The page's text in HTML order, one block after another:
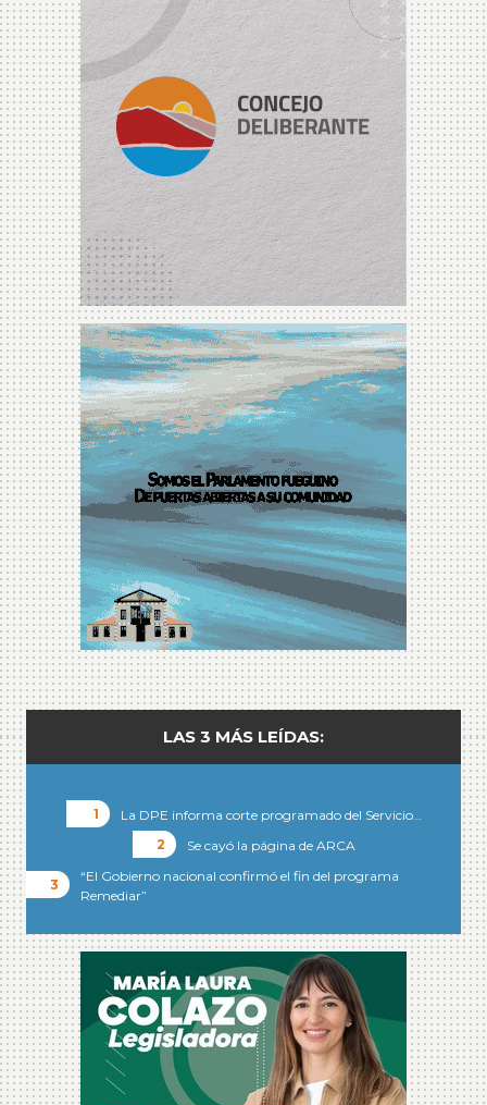
LAS 3 MÁS LEÍDAS:
La DPE informa corte programado del Servicio…
Se cayó la página de ARCA
“El Gobierno nacional confirmó el fin del programa
Remediar”